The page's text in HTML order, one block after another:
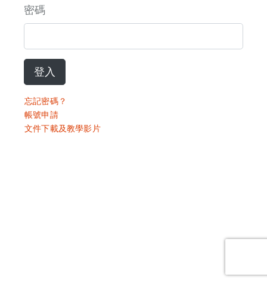
密碼
登入
忘記密碼？
帳號申請
文件下載及教學影片